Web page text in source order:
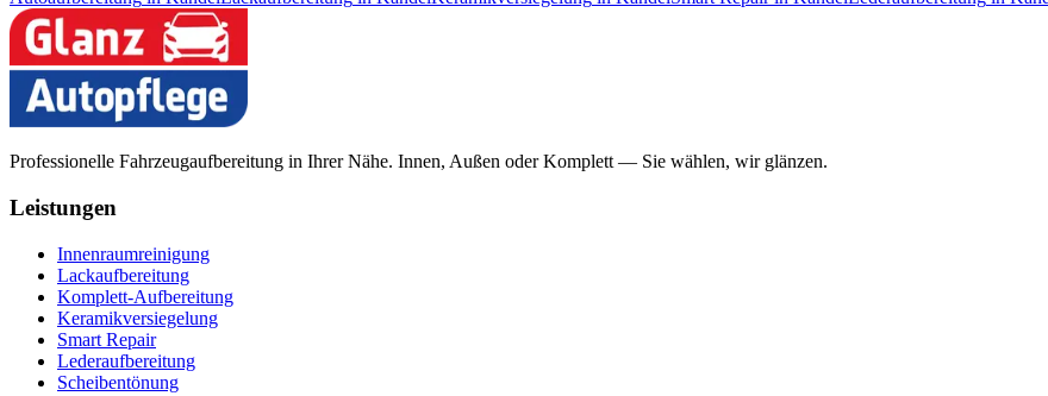
Professionelle Fahrzeugaufbereitung in Ihrer Nähe. Innen, Außen oder Komplett — Sie wählen, wir glänzen.
Leistungen
Innenraumreinigung
Lackaufbereitung
Komplett-Aufbereitung
Keramikversiegelung
Smart Repair
Lederaufbereitung
Scheibentönung